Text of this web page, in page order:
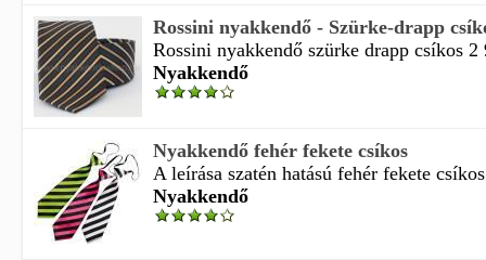
Rossini nyakkendő - Szürke-drapp
Rossini nyakkendő szürke drapp csíkos 2
Nyakkendő
Nyakkendő fehér fekete csíkos
A leírása szatén hatású fehér fekete
Nyakkendő